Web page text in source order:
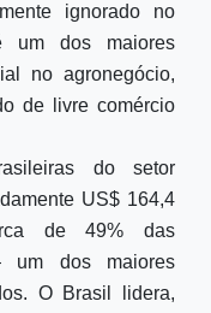
ignorado no
um dos maiores
no agronegócio,
de livre comércio
do setor
US$ 164,4
de 49% das
um dos maiores
O Brasil lidera,